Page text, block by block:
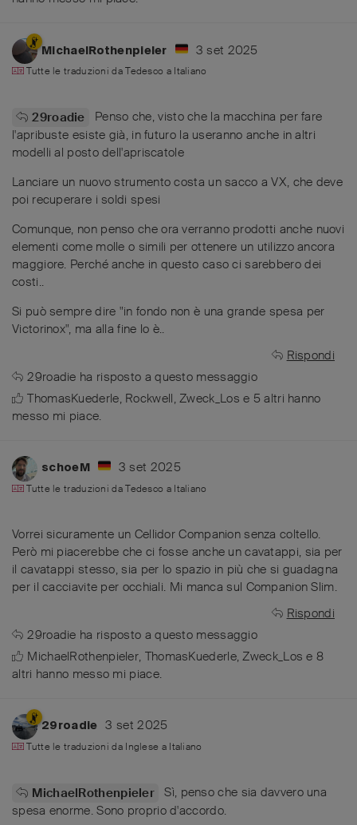
MichaelRothenpieler 3 set 2025
Tutte le traduzioni daTedesco a Italiano
29roadie
Penso che, visto che la macchina per fare
l'apribuste esiste già, in futuro la useranno anche in altri
modelli al posto dell'apriscatole
Lanciare un nuovo strumento costa un sacco a VX, che deve
poi recuperare i soldi spesi
Comunque, non penso che ora verranno prodotti anche nuovi
elementi come molle o simili per ottenere un utilizzo ancora
maggiore. Perché anche in questo caso ci sarebbero dei
costi..
Si può sempre dire "in fondo non è una grande spesa per
Victorinox", ma alla fine lo è..
Rispondi
29roadie ha risposto a questo messaggio
ThomasKuederle, Rockwell,Zweck_Los e 5 altri hanno
messo mi piace.
schoeM 3 set 2025
Tutte le traduzioni daTedesco a Italiano
Vorrei sicuramente un Cellidor Companion senza coltello.
Però mi piacerebbe che ci fosse anche un cavatappi, sia per
il cavatappi stesso, sia per lo spazio in più che si guadagna
per il cacciavite per occhiali. Mi manca sul Companion Slim.
Rispondi
29roadie ha risposto a questo messaggio
MichaelRothenpieler, ThomasKuederle,Zweck_Los e8
altri hanno messo mi piace.
29roadie 3 set 2025
Tutte le traduzioni da Inglese a Italiano
MichaelRothenpieler Sì, penso che sia davvero una
spesa enorme. Sono proprio d'accordo.